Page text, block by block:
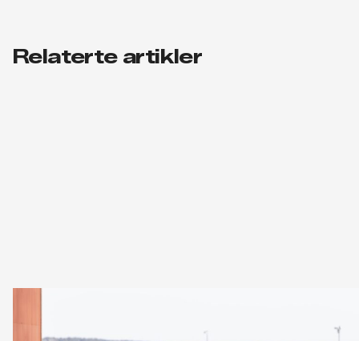
Relaterte artikler